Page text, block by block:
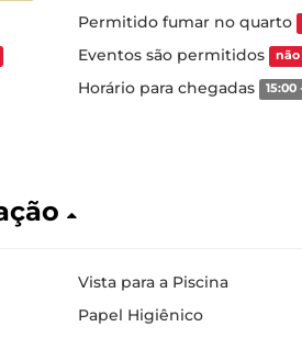
Permitido fumar no quarto
Eventos são permitidos não
Horário para chegadas 15:00
Vista para a Piscina
Papel Higiênico